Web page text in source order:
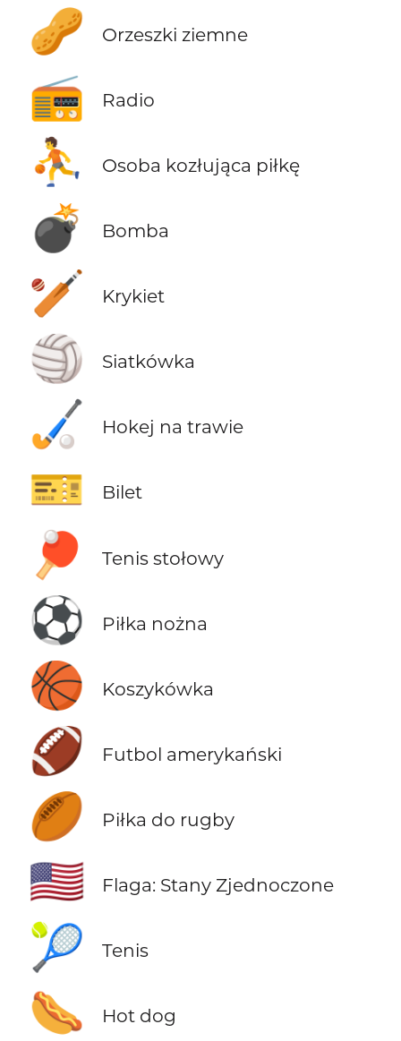
🥜 Orzeszki ziemne
📻 Radio
⛹️ Osoba kozłująca piłkę
💣 Bomba
🏏 Krykiet
🏐 Siatkówka
🏑 Hokej na trawie
🎫 Bilet
🏓 Tenis stołowy
⚽ Piłka nożna
🏀 Koszykówka
🏈 Futbol amerykański
🏉 Piłka do rugby
🇺🇸 Flaga: Stany Zjednoczone
🎾 Tenis
🌭 Hot dog